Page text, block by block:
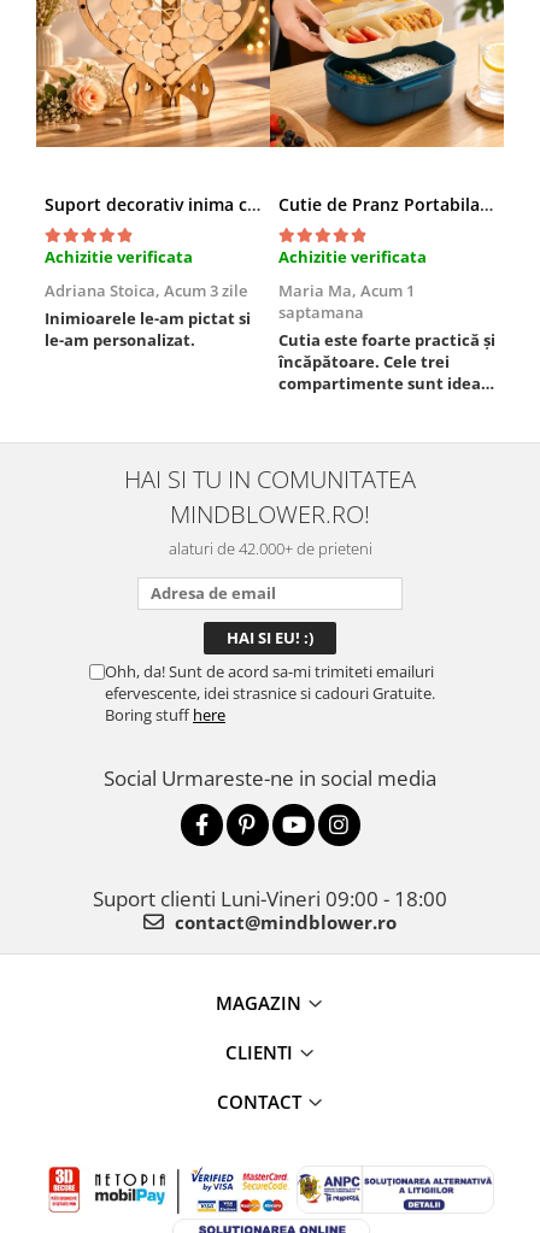
Suport decorativ inima cu mesaje, Cadou cu suflet
Achizitie verificata
Adriana Stoica, Acum 3 zile
Inimioarele le-am pictat si
le-am personalizat.
Cutie de Pranz Portabila cu Compartimente
Achizitie verificata
Maria Ma, Acum 1
saptamana
Cutia este foarte practică și
încăpătoare. Cele trei
compartimente sunt ideale
este sigură, fără scurgeri. O
folosesc aproape zilnic la
serviciu și sunt foarte
mulțumită.
HAI SI TU IN COMUNITATEA
MINDBLOWER.RO!
alaturi de 42.000+ de prieteni
Ohh, da! Sunt de acord sa-mi trimiteti emailuri
efervescente, idei strasnice si cadouri Gratuite.
Boring stuffhere
Social Urmareste-ne in social media
Suport clienti Luni-Vineri 09:00 - 18:00
contact@mindblower.ro
MAGAZIN
CLIENTI
CONTACT